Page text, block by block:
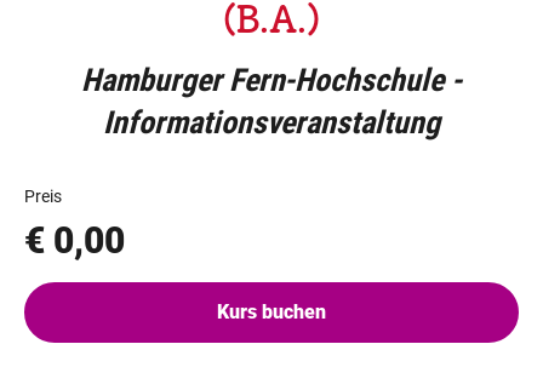
(B.A.)
Hamburger Fern-Hochschule -
Informationsveranstaltung
Preis
€ 0,00
Kurs buchen